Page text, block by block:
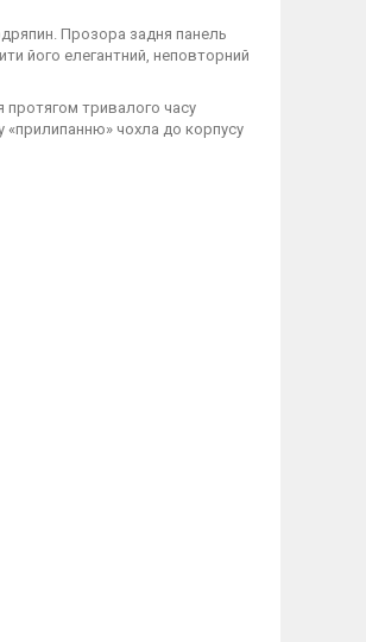
Прозора задня панель
його елегантний, неповторний
протягом тривалого часу
«прилипанню» чохла до корпусу